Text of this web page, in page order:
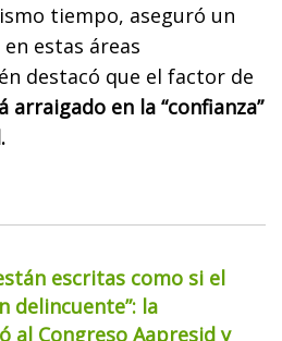
tiempo, aseguró un
estas áreas
destacó que el factor de
en la “confianza”
escritas como si el
delincuente”: la
al Congreso Aapresid y